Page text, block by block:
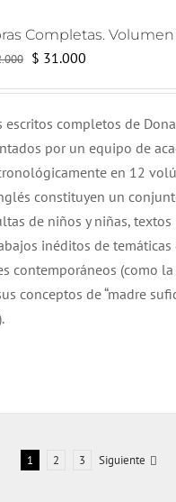
El
era:
$ 32.000.
$ 31.000El
es:
$ 31.000.
escritos completos de
por un equipo de
en 12
constituyen un
de niños y niñas,
inéditos de
contemporáneos (como
conceptos de “madre
1 2 3 Siguiente